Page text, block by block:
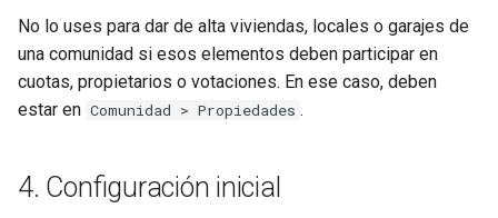
No lo uses para dar de alta viviendas, locales o garajes de
una comunidad si esos elementos deben participar en
cuotas, propietarios o votaciones. En ese caso, deben
estar en Comunidad > Propiedades .
4. Configuración inicial